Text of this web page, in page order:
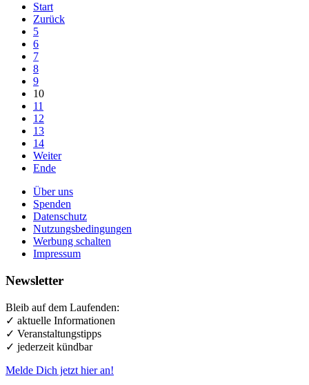
Start
Zurück
5
6
7
8
9
10
11
12
13
14
Weiter
Ende
Über uns
Spenden
Datenschutz
Nutzungsbedingungen
Werbung schalten
Impressum
Newsletter
Bleib auf dem Laufenden:
✓ aktuelle Informationen
✓ Veranstaltungstipps
✓ jederzeit kündbar
Melde Dich jetzt hier an!